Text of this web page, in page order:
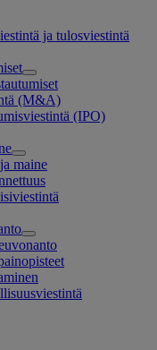
ja tulosviestintä
(M&A)
(IPO)
maine